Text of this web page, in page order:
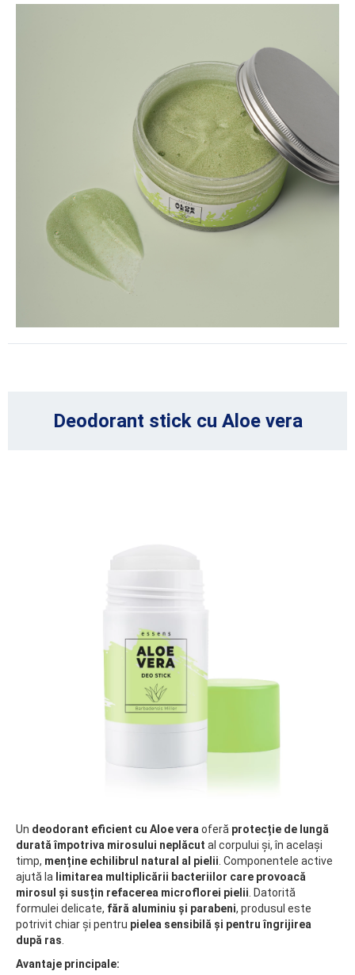
Deodorant stick cu Aloe vera
Un deodorant eficient cu Aloe veraoferă protecție de lungă
durată împotriva mirosului neplăcut al corpului și, în același
timp, menține echilibrul natural al pielii. Componentele active
ajută la limitarea multiplicării bacteriilor care provoacă
mirosul și susțin refacerea microflorei pielii. Datorită
formulei delicate, fără aluminiu și parabeni, produsul este
potrivit chiar și pentru pielea sensibilă și pentru îngrijirea
după ras.
Avantaje principale: